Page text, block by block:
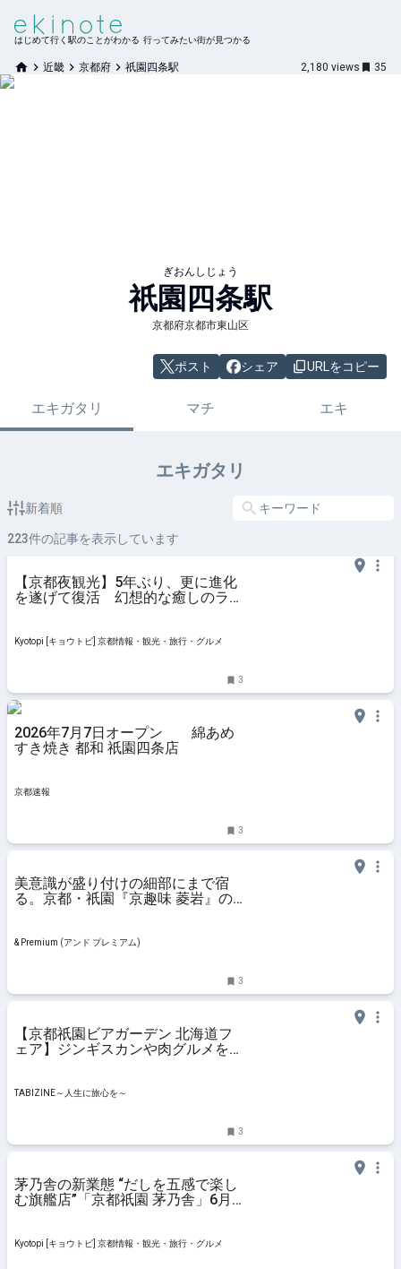
はじめて行く駅のことがわかる 行ってみたい街が見つかる
近畿 京都府 祇園四条駅 2,180 views 35
ぎおんしじょう
祇園四条駅
京都府京都市東山区
ポスト シェア URLをコピー
エキガタリ マチ エキ
エキガタリ
新着順
223件の記事を表示しています
【京都夜観光】5年ぶり、更に進化
を遂げて復活 幻想的な癒しのライ
Kyotopi [キョウトピ] 京都情報・観光・旅行・グルメ
3
2026年7月7日オープン 綿あめ
すき焼き 都和 祇園四条店
京都速報
3
美意識が盛り付けの細部にまで宿
る。京都・祇園『京趣味 菱岩』の
& Premium (アンド プレミアム)
3
【京都祇園ビアガーデン 北海道フ
ェア】ジンギスカンや肉グルメを楽
心を～
TABIZINE～人生に旅心を～
3
茅乃舎の新業態 “だしを五感で楽し
む旗艦店”「京都祇園 茅乃舎」6月
Kyotopi [キョウトピ] 京都情報・観光・旅行・グルメ